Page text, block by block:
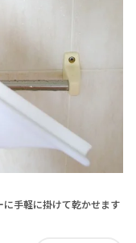
手軽に掛けて乾かせます